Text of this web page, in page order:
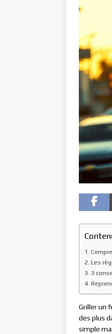
Les
3
Griller un
des plus
simple